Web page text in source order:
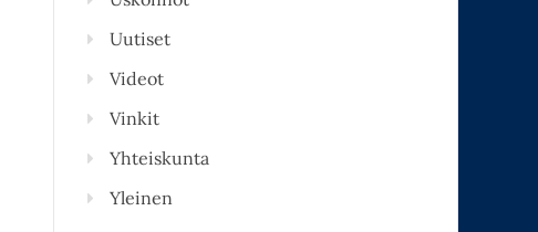
Uutiset
Videot
Vinkit
Yhteiskunta
Yleinen